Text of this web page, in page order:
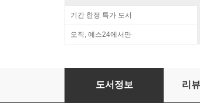
기간 한정 특가 도서
오직, 예스24에서만
TOPIK 대비 고급어휘·문법 활용
도서정보 리